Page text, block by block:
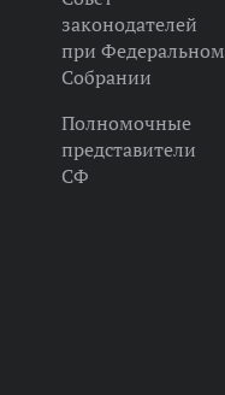
законодателей
при Федеральном
Собрании
Полномочные
представители
СФ